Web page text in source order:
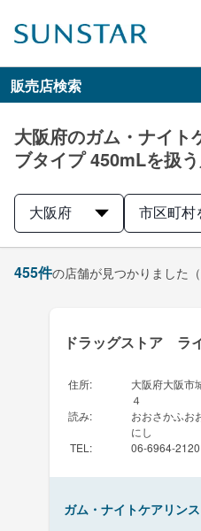
販売店検索
大阪府のガム・ナイト
ブタイプ 450mLを扱
大阪府 市区町村
455件の店舗が見つかりました
ドラッグストア ラ
住所:
大阪府大阪市
４
読み:
おおさかふお
にし
TEL : 06-6964-2120
ガム・ナイトケアリン